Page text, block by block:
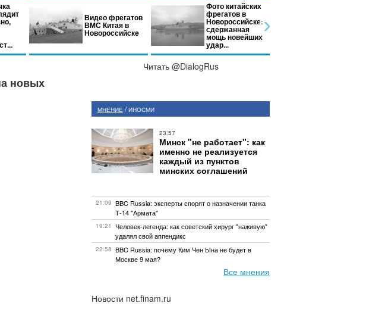
Видео фрегатов
ВМС Китая в
Новороссийске
Фото китайских
фрегатов в
Новороссийске:
сдержанная
мощь новейших
удар...
новых
Читать @DialogRus
МНЕНИЕ /ИНОСМИ
23:57
Минск "не работает": как
именно не реализуется
каждый из пунктов
минских соглашений
21:09 BBC Russia: эксперты спорят о назначении танка
Т-14 "Армата"
19:21 Человек-легенда: как советский хирург "наживую"
удалял свой аппендикс
22:58 BBC Russia: почему Ким Чен Ына не будет в
Москве 9 мая?
Все мнения
Новости net.finam.ru